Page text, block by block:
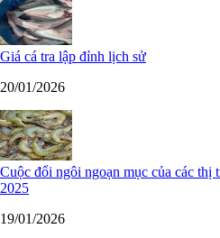
Giá cá tra lập đỉnh lịch sử
20/01/2026
Cuộc đổi ngôi ngoạn mục của các thị
2025
19/01/2026